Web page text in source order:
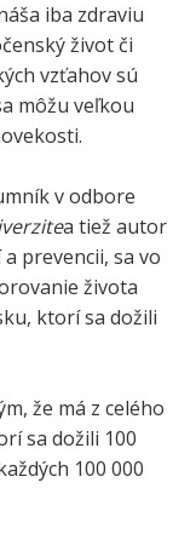
iba zdraviu
život či
vzťahov sú
môžu veľkou
v odbore
a tiež autor
prevencii, sa vo
života
ktorí sa dožili
že má z celého
sa dožili 100
100 000